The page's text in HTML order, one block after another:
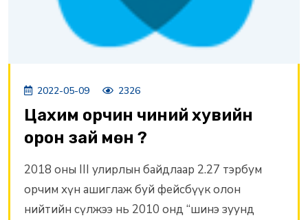
2022-05-09 2326
Цахим орчин чиний хувийн
орон зай мөн үү?
2018 оны III улирлын байдлаар 2.27 тэрбум
орчим хүн ашиглаж буй фейсбүүк олон
нийтийн сүлжээ нь 2010 онд “шинэ зуунд